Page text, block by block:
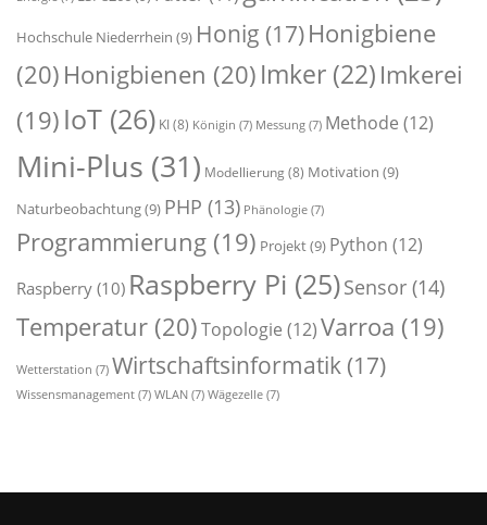
Hochschule Niederrhein (9) Honig (17)Honigbiene
(20)Honigbienen (20)Imker (22) Imkerei
(19) IoT (26) KI(8) Königin (7) Messung (7) Methode (12)
Mini-Plus (31) Modellierung(8) Motivation (9)
Naturbeobachtung(9) PHP (13) Phänologie (7)
Programmierung (19) Projekt(9) Python (12)
Raspberry (10) Raspberry Pi (25)Sensor (14)
Temperatur (20)Topologie (12)Varroa (19)
Wetterstation (7) Wirtschaftsinformatik (17)
Wissensmanagement (7) WLAN (7) Wägezelle (7)